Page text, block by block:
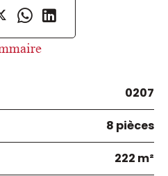
0207
8 pièces
222 m²